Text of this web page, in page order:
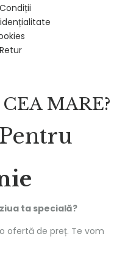
MARE?
ta specială?
ofertă de preț. Te vom